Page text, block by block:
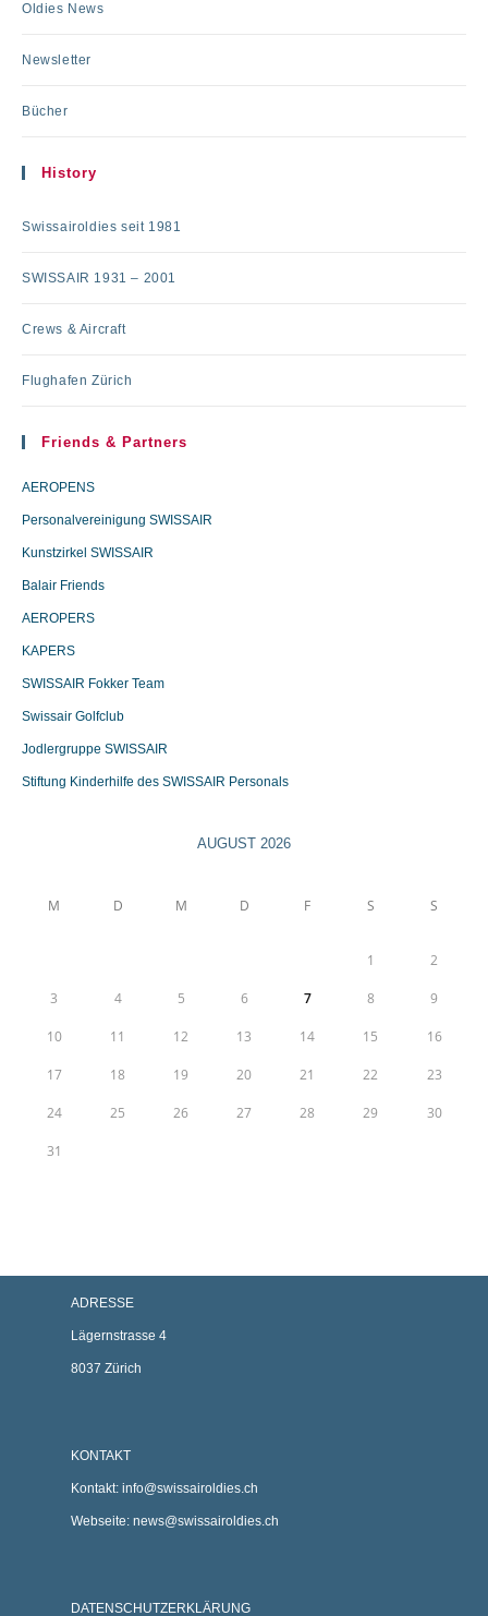
Oldies News
Newsletter
Bücher
History
Swissairoldies seit 1981
SWISSAIR 1931 – 2001
Crews & Aircraft
Flughafen Zürich
Friends & Partners
AEROPENS
Personalvereinigung SWISSAIR
Kunstzirkel SWISSAIR
Balair Friends
AEROPERS
KAPERS
SWISSAIR Fokker Team
Swissair Golfclub
Jodlergruppe SWISSAIR
Stiftung Kinderhilfe des SWISSAIR Personals
AUGUST 2026
M D M D F S S
1 2
3 4 5 6 7 8 9
10 11 12 13 14 15 16
17 18 19 20 21 22 23
24 25 26 27 28 29 30
31
ADRESSE
Lägernstrasse 4
8037 Zürich
KONTAKT
Kontakt: info@swissairoldies.ch
Webseite: news@swissairoldies.ch
DATENSCHUTZERKLÄRUNG